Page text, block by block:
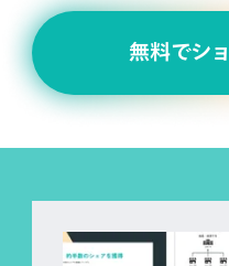
無料でシ